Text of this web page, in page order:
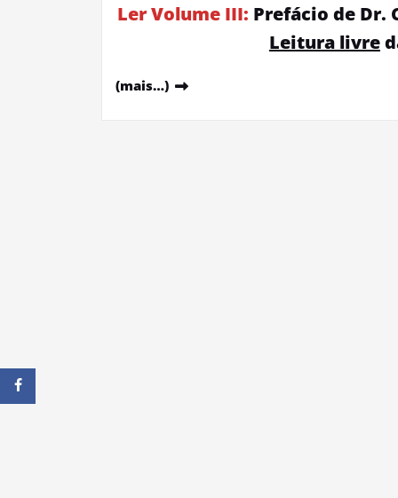
Ler Volume III: Prefácio de Dr.
Leitura livre
(mais…)